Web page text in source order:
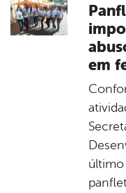
em
último